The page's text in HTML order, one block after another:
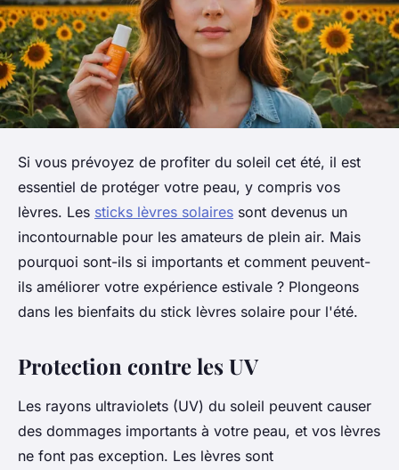
Si vous prévoyez de profiter du soleil cet été, il est
essentiel de protéger votre peau, y compris vos
lèvres. Les sticks lèvres solaires sont devenus un
incontournable pour les amateurs de plein air. Mais
pourquoi sont-ils si importants et comment peuvent-
ils améliorer votre expérience estivale ? Plongeons
dans les bienfaits du stick lèvres solaire pour l'été.
Protection contre les UV
Les rayons ultraviolets (UV) du soleil peuvent causer
des dommages importants à votre peau, et vos lèvres
ne font pas exception. Les lèvres sont